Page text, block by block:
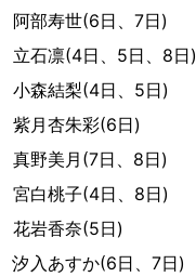
阿部寿世(6日、7日)
立石凛(4日、5日、8日)
小森結梨(4日、5日)
紫月杏朱彩(6日)
真野美月(7日、8日)
宮白桃子(4日、8日)
花岩香奈(5日)
汐入あすか(6日、7日)